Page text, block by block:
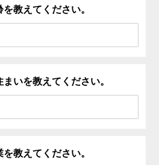
教えてください。
いを教えてください。
教えてください。